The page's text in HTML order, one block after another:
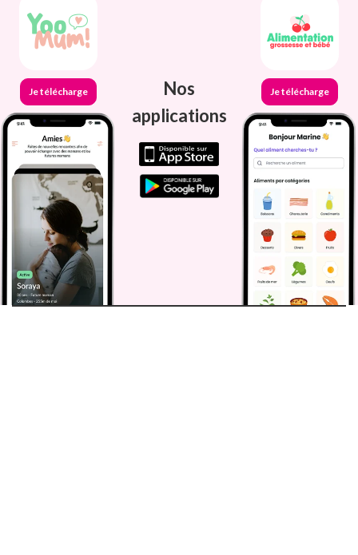
Je télécharge
Nos
applications
Je télécharge